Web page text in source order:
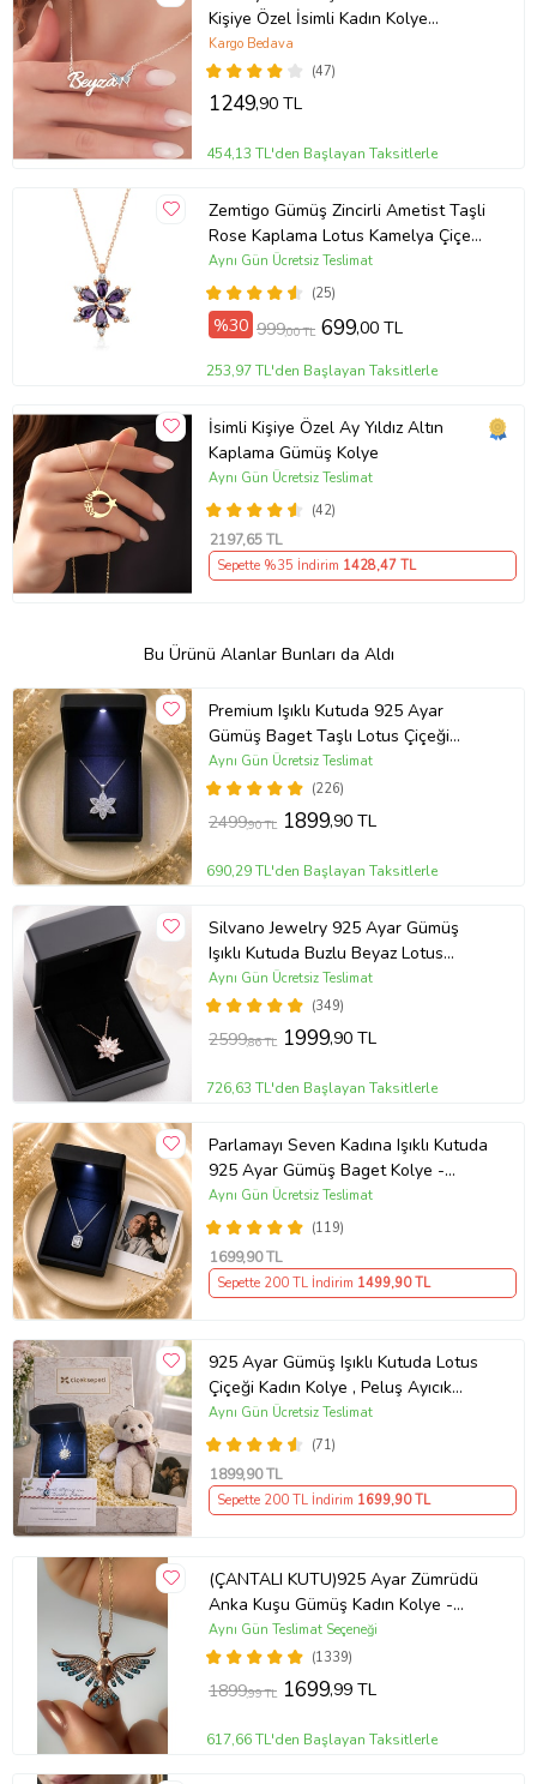
Kişiye Özel İsimli Kadın Kolye
Anneye Hediye,Sevgiliye
Hediye,Arkadaşa Hediye,Doğum
Günü Hediyesi,Eşe Hediye
(47)
Kargo Bedava
1249,90 TL
454,13 TL'den Başlayan Taksitlerle
Zemtigo Gümüş Zincirli Ametist Taşli
Rose Kaplama Lotus Kamelya Çiçeği
Kolye
(25)
Aynı Gün Ücretsiz Teslimat
%30 999,00 TL 699,00 TL
253,97 TL'den Başlayan Taksitlerle
İsimli Kişiye Özel Ay Yıldız Altın
Kaplama Gümüş Kolye
(42)
Aynı Gün Ücretsiz Teslimat
2197,65 TL
Sepette %35 İndirim 1428,47 TL
Bu Ürünü Alanlar Bunları da Aldı
Premium Işıklı Kutuda 925 Ayar
Gümüş Baget Taşlı Lotus Çiçeği
Kolye
(226)
Aynı Gün Ücretsiz Teslimat
2499,90 TL 1899,90 TL
690,29 TL'den Başlayan Taksitlerle
Silvano Jewelry 925 Ayar Gümüş
Işıklı Kutuda Buzlu Beyaz Lotus
Kolye
(349)
Aynı Gün Ücretsiz Teslimat
2599,86 TL 1999,90 TL
726,63 TL'den Başlayan Taksitlerle
Parlamayı Seven Kadına Işıklı Kutuda
925 Ayar Gümüş Baget Kolye -
Kişiye Özel Fotoğraf Hediye
(119)
Aynı Gün Ücretsiz Teslimat
1699,90 TL
Sepette 200 TL İndirim 1499,90 TL
925 Ayar Gümüş Işıklı Kutuda Lotus
Çiçeği Kadın Kolye , Peluş Ayıcık
Anahtarlık Marteniçka Bileklik,
Polaroid Fotoğraf Hediye
(71)
Aynı Gün Ücretsiz Teslimat
1899,90 TL
Sepette 200 TL İndirim 1699,90 TL
(ÇANTALI KUTU)925 Ayar Zümrüdü
Anka Kuşu Gümüş Kadın Kolye -
MAVİ
(1339)
Aynı Gün Teslimat Seçeneği
1899,99 TL 1699,99 TL
617,66 TL'den Başlayan Taksitlerle